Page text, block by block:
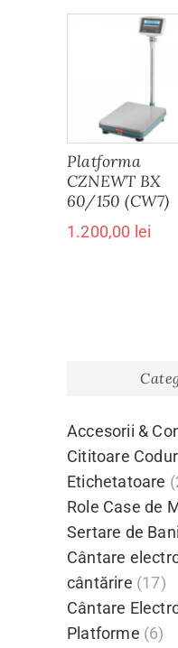
Platforma
CZNEWT BX
60/150 (CW7)
1.200,00 lei
Accesorii &
Cititoare
Etichetatoare
Role Case de
Sertare de Bani
Cântare
cântărire (17)
Cântare
Platforme (6)